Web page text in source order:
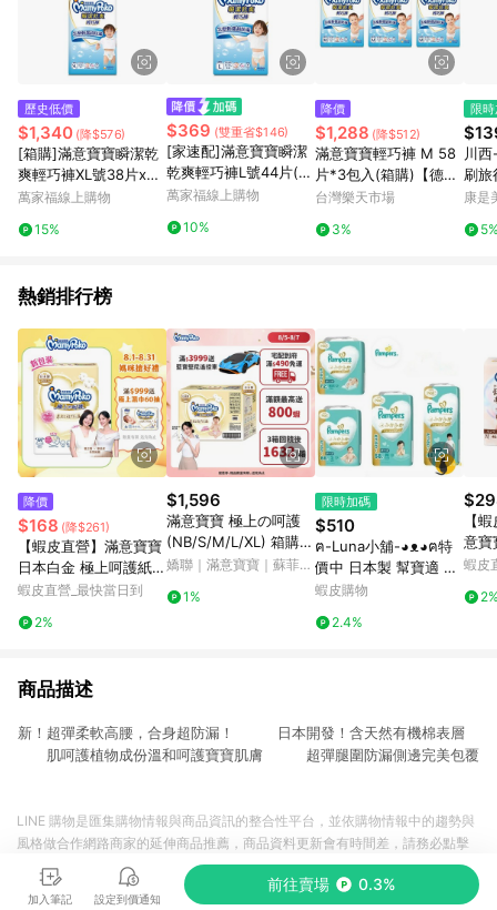
相關認定以Yahoo購物中心之認定為準
歷史低價
$1,340 (降$576)
[箱購]滿意寶寶瞬潔乾
爽輕巧褲XL號38片x4
袋(新舊包裝,以實際出
萬家福線上購物
15%
$369 (雙重省$146)
[家速配]滿意寶寶瞬潔
乾爽輕巧褲L號44片(新
舊包裝,以實際出貨為
萬家福線上購物
10%
降價
$1,288 (降$512)
滿意寶寶輕巧褲 M 58
片*3包入(箱購)【德芳
保健藥妝】
台灣樂天市場
3%
限
川
刷
才）
康是
熱銷排行榜
降價
$168 (降$261)
【蝦皮直營】滿意寶寶
日本白金 極上呵護紙尿
褲 黏貼型/輕巧褲 極上
意寶寶極上呵護
蝦皮直營_最快當日到
2%
$1,596
滿意寶寶 極上の呵護
(NB/S/M/L/XL) 箱購
(黏貼型尿布/紙尿褲/日
店
嬌聯｜滿意寶寶｜蘇菲｜
1%
限時加碼
$510
ฅ-Luna小舖-◕ᴥ◕ฅ特
價中 日本製 幫寶適 最
新包裝 黏貼 褲型 尿布
包裝
蝦皮購物
2.4%
【
意寶
貼型
蝦皮
商品描述
新！超彈柔軟高腰，合身超防漏！ 日本開發！含天然有機棉表層
肌呵護植物成份溫和呵護寶寶肌膚 超彈腿圍防漏側邊完美包覆
加入筆記 設定到價通知
前往賣場 0.3%
LINE 購物是匯集購物情報與商品資訊的整合性平台，並依購物情報中的趨勢與
風格做合作網路商家的延伸商品推薦，商品資料更新會有時間差，請務必點擊
商品至各合作網路商家，確認現售價與購物條件，一切資訊以合作廠商網頁為
準。